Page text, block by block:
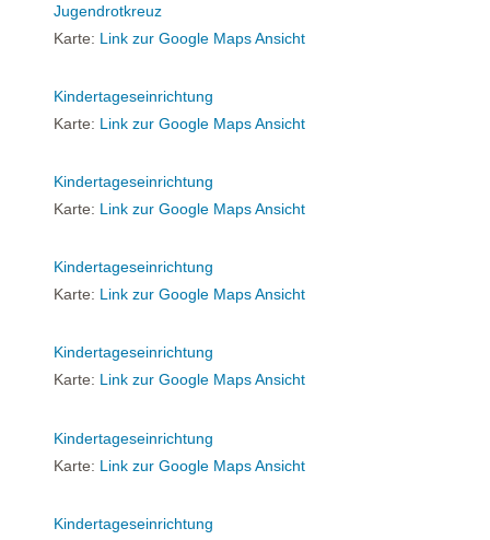
Jugendrotkreuz
Karte: Link zur Google Maps Ansicht
Kindertageseinrichtung
Karte: Link zur Google Maps Ansicht
Kindertageseinrichtung
Karte: Link zur Google Maps Ansicht
Kindertageseinrichtung
Karte: Link zur Google Maps Ansicht
Kindertageseinrichtung
Karte: Link zur Google Maps Ansicht
Kindertageseinrichtung
Karte: Link zur Google Maps Ansicht
Kindertageseinrichtung